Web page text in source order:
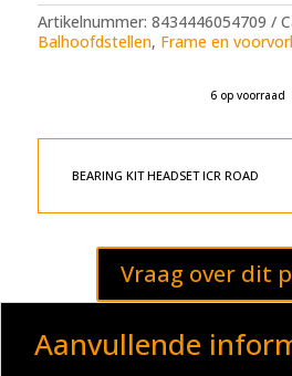
Artikelnummer: 8434446054709
Balhoofdstellen, Frame en
6 op voorraad
e
n
t
i
BEARING KIT HEADSET ICR ROAD
Vraag over dit
Aanvullende